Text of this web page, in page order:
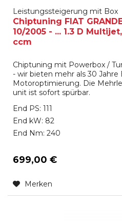
Leistungssteigerung mit Box
Chiptuning FIAT
10/2005 - ... 1.3 D
ccm
Chiptuning mit Powerbox /
- wir bieten mehr als 30
Motoroptimierung. Die
unit ist sofort spürbar.
End PS: 111
End kW: 82
End Nm: 240
699,00 €
Merken